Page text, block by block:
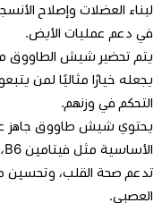
لبناء العضلات وإصلاح
في دعم عمليات الأيض.
يتم تحضير شيش الطاووق من
يجعله خيارًا مثاليًا لمن
التحكم في وزنهم.
يحتوي شيش طاووق جاهز
تدعم صحة القلب، وتحسين
العصبي.